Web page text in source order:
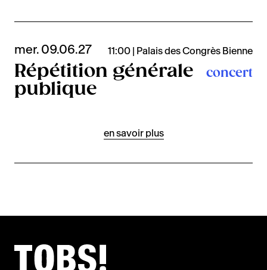
mer. 09.06.27 11:00 | Palais des Congrès Bienne
Répétition générale
publique
concert
en savoir plus